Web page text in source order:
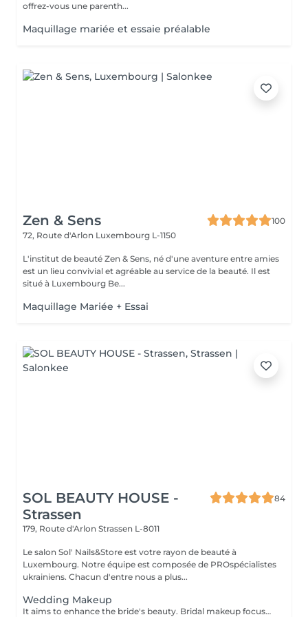
offrez-vous une parenth...
Maquillage mariée et essaie préalable
Zen & Sens
100
72, Route d'Arlon Luxembourg L-1150
L'institut de beauté Zen & Sens, né d'une aventure entre amies
est un lieu convivial et agréable au service de la beauté. Il est
situé à Luxembourg Be...
Maquillage Mariée + Essai
SOL BEAUTY HOUSE -
Strassen
84
179, Route d'Arlon Strassen L-8011
Le salon Sol' Nails&Store est votre rayon de beauté à
Luxembourg. Notre équipe est composée de PROspécialistes
ukrainiens. Chacun d'entre nous a plus...
Wedding Makeup
It aims to enhance the bride's beauty. Bridal makeup focuses on creating a flawless elegant and timeless look for your special day. It includes: - perfect foundation - correction - eyes makeup - eyebrows - perfect lips